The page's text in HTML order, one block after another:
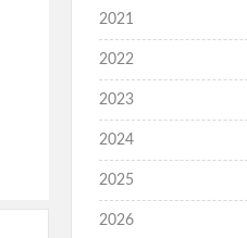
2021
2022
2023
2024
2025
2026